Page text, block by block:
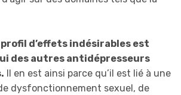
profil d’effets indésirables est
des autres antidépresseurs
Il en est ainsi parce qu’il est lié à une
dysfonctionnement sexuel, de